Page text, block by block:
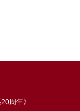
周年》